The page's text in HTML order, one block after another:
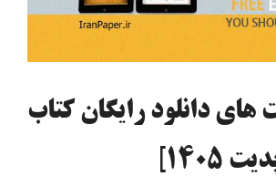
های دانلود رایگان کتاب